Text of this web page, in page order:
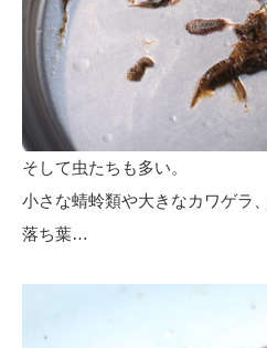
そして虫たちも多い。
小さな蜻蛉類や大きなカワゲラ
落ち葉…